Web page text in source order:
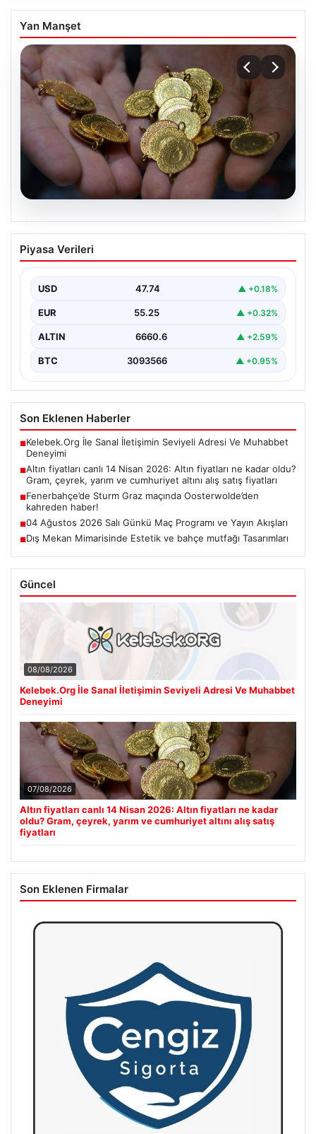
Yan Manşet
07.08.2026
Altın fiyatları canlı 14 Nisan 2026: Altın
fiyatları ne kadar oldu? Gram, çeyrek,
fiyatları
Piyasa Verileri
USD 47.74 ▲ +0.18%
EUR 55.25 ▲ +0.32%
ALTIN 6660.6 ▲ +2.59%
BTC 3093566 ▲ +0.95%
Son Eklenen Haberler
■Kelebek.Org İle Sanal İletişimin Seviyeli Adresi Ve Muhabbet
Deneyimi
■Altın fiyatları canlı 14 Nisan 2026: Altın fiyatları ne kadar oldu?
Gram, çeyrek, yarım ve cumhuriyet altını alış satış fiyatları
■Fenerbahçe’de Sturm Graz maçında Oosterwolde’den
kahreden haber!
■04 Ağustos 2026 Salı Günkü Maç Programı ve Yayın Akışları
■Dış Mekan Mimarisinde Estetik ve bahçe mutfağı Tasarımları
Güncel
08/08/2026
Kelebek.Org İle Sanal İletişimin Seviyeli Adresi Ve Muhabbet
Deneyimi
07/08/2026
Altın fiyatları canlı 14 Nisan 2026: Altın fiyatları ne kadar
oldu? Gram, çeyrek, yarım ve cumhuriyet altını alış satış
fiyatları
Son Eklenen Firmalar